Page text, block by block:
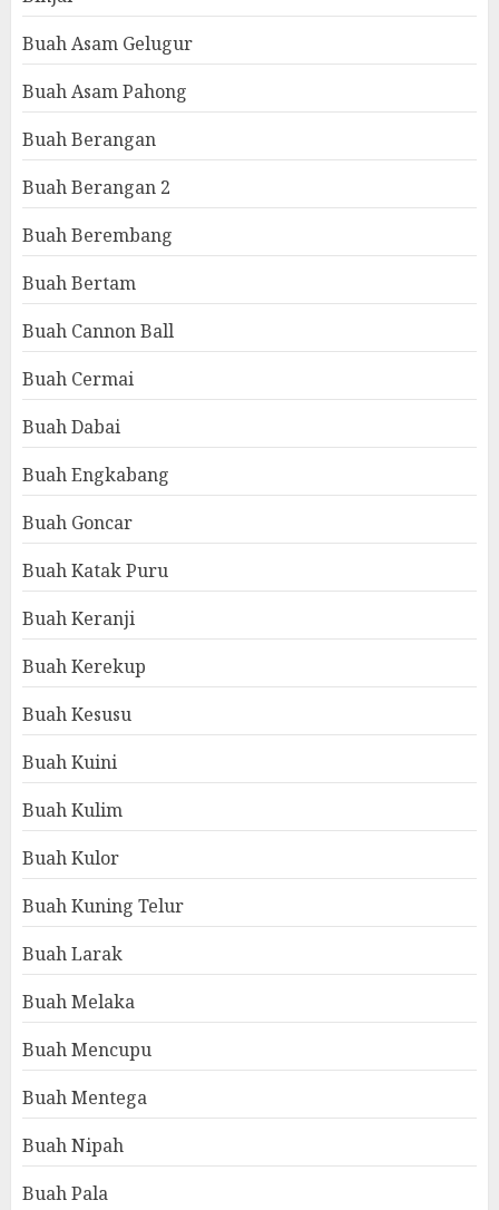
Buah Asam Gelugur
Buah Asam Pahong
Buah Berangan
Buah Berangan 2
Buah Berembang
Buah Bertam
Buah Cannon Ball
Buah Cermai
Buah Dabai
Buah Engkabang
Buah Goncar
Buah Katak Puru
Buah Keranji
Buah Kerekup
Buah Kesusu
Buah Kuini
Buah Kulim
Buah Kulor
Buah Kuning Telur
Buah Larak
Buah Melaka
Buah Mencupu
Buah Mentega
Buah Nipah
Buah Pala